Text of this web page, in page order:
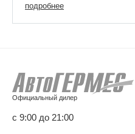
подробнее
Официальный дилер
с 9:00 до 21:00